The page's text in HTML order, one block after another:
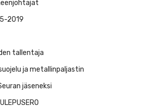
2019
tallentaja
ja metallinpaljastin
jäseneksi